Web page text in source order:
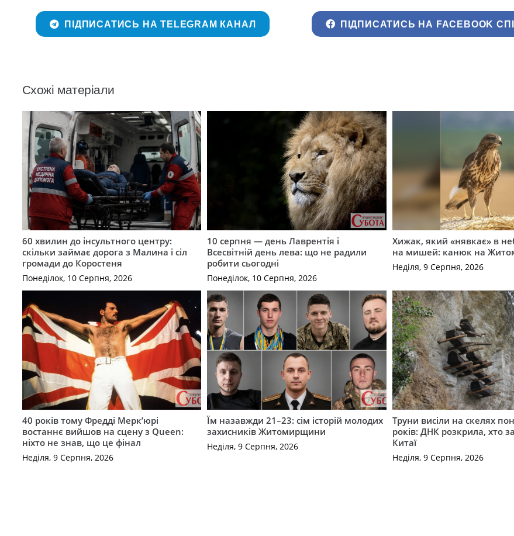
ПІДПИСАТИСЬ НА TELEGRAM КАНАЛ ПІДПИСАТИСЬ НА FACEBOOK
Схожі матеріали
60 хвилин до інсультного центру:
скільки займає дорога з Малина і сіл
громади до Коростеня
Понеділок, 10 Серпня, 2026
10 серпня — день Лаврентія і
Всесвітній день лева: що не радили
робити сьогодні
Понеділок, 10 Серпня, 2026
Хижак, який «нявкає» в
на мишей: канюк на
Неділя, 9 Серпня, 2026
40 років тому Фредді Мерк’юрі
востаннє вийшов на сцену з Queen:
ніхто не знав, що це фінал
Неділя, 9 Серпня, 2026
Їм назавжди 21–23: сім історій молодих
захисників Житомирщини
Неділя, 9 Серпня, 2026
Труни висіли на скелях
років: ДНК розкрила, хто
Китаї
Неділя, 9 Серпня, 2026